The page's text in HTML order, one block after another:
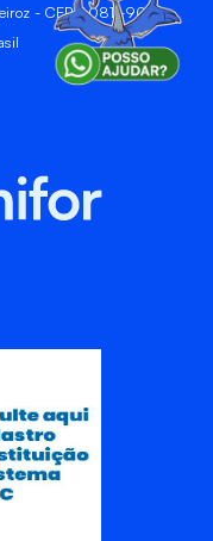
- CEP 60811-905 -